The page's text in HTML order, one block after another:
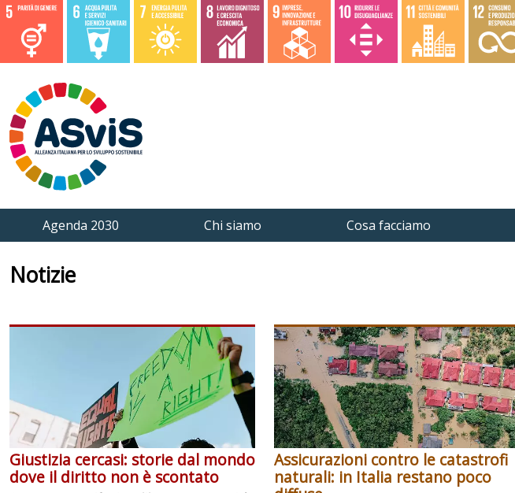
Agenda 2030 Chi siamo Cosa facciamo
Notizie
Giustizia cercasi: storie dal mondo
dove il diritto non è scontato
Assicurazioni contro le catastrofi
naturali: in Italia restano poco